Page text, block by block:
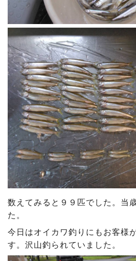
数えてみると９９匹でした。当
た。
今日はオイカワ釣りにもお客様
す。沢山釣られていました。